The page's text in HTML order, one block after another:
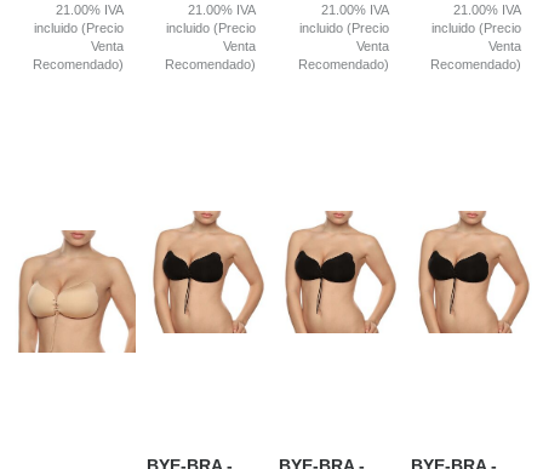
21.00% IVA
incluido (Precio
Venta
Recomendado)
21.00% IVA
incluido (Precio
Venta
Recomendado)
21.00% IVA
incluido (Precio
Venta
Recomendado)
21.00% IVA
incluido (Precio
Venta
Recomendado)